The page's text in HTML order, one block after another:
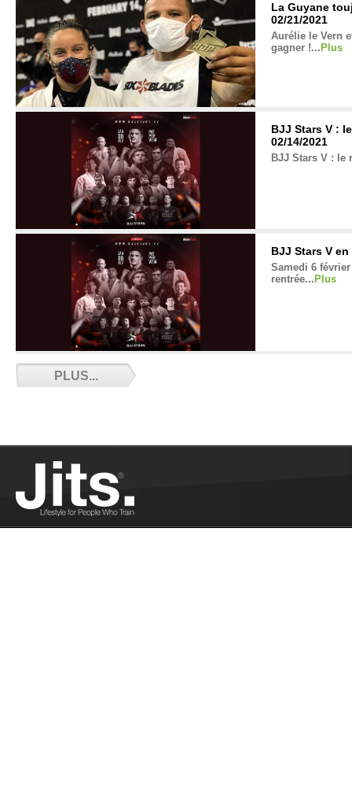
La Guyane
02/21/2021
Aurélie le Vern
gagner !... Plus
BJJ Stars V :
02/14/2021
BJJ Stars V : le
BJJ Stars V
Samedi 6
rentrée... Plus
Philippe
PLUS...